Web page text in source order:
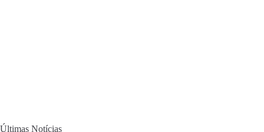
Últimas Notícias